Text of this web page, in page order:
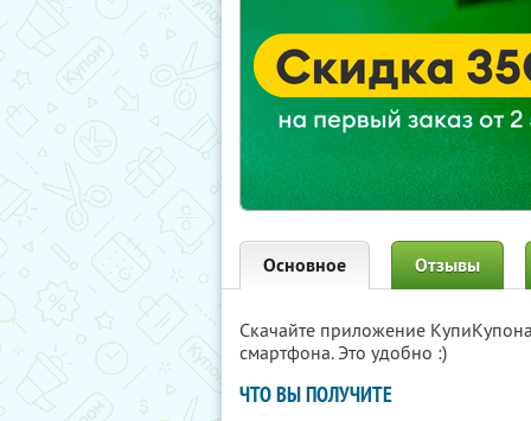
Основное Отзывы
Скачайте приложение
смартфона. Это удобно :)
ЧТО ВЫ ПОЛУЧИТЕ